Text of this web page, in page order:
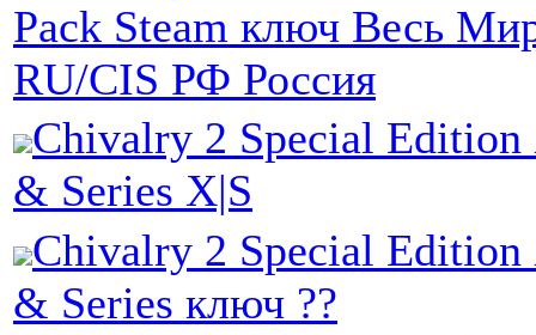
Pack Steam ключ Весь
RU/CIS РФ Россия
Chivalry 2 Special Edition
& Series X|S
Chivalry 2 Special Edition
& Series ключ ??